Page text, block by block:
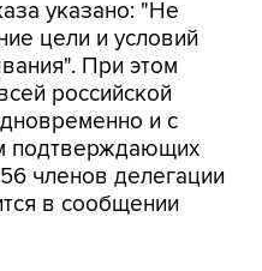
При этом
российской
и с
членов делегации
в сообщении
решение Хорватии